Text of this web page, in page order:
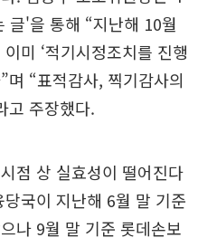
글'을 통해 “지난해 10월
미 ‘적기시정조치를 진행
며 “표적감사, 찍기감사의
고 주장했다.
점 상 실효성이 떨어진다
국이 지난해 6월 말 기준
나 9월 말 기준 롯데손보